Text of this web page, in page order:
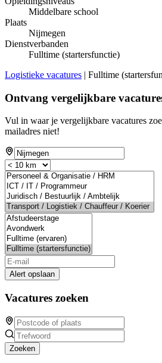
Middelbare school
Plaats
Nijmegen
Dienstverbanden
Fulltime (startersfunctie)
Logistieke vacatures | Fulltime
Ontvang vergelijkbare
Vul in waar je vergelijkbare vacatures
mailadres niet!
Alert opslaan
Vacatures zoeken
Zoeken